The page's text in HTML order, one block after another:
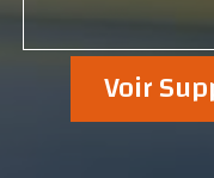
Voir